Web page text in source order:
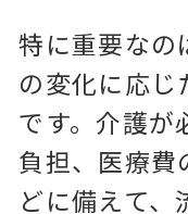
特に重要なの
の変化に応
です。介護が
負担、医療費
どに備えて